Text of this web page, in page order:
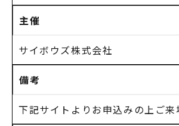
主催
サイボウズ株式会社
備考
下記サイトよりお申込みの上ご来